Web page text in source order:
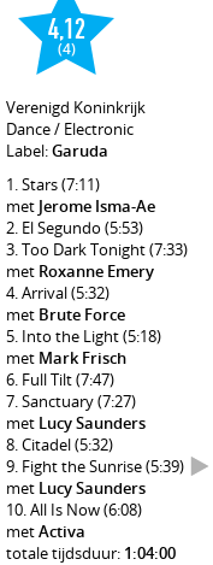
4,12
(4)
Verenigd Koninkrijk
Dance / Electronic
Label:Garuda
Stars(7:11)
met Jerome Isma-Ae
El Segundo (5:53)
Too Dark Tonight(7:33)
met Roxanne Emery
Arrival(5:32)
met Brute Force
Into the Light(5:18)
met Mark Frisch
Full Tilt(7:47)
Sanctuary(7:27)
met Lucy Saunders
Citadel(5:32)
Fight the Sunrise(5:39)
met Lucy Saunders
All Is Now(6:08)
metActiva
totale tijdsduur: 1:04:00